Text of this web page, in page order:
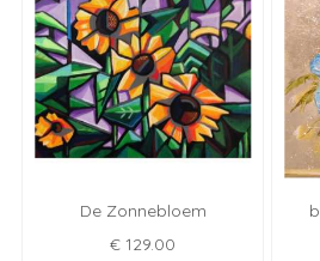
De Zonnebloem
€ 129.00